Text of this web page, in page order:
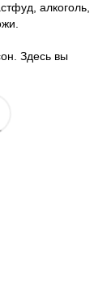
алкоголь,
Здесь вы